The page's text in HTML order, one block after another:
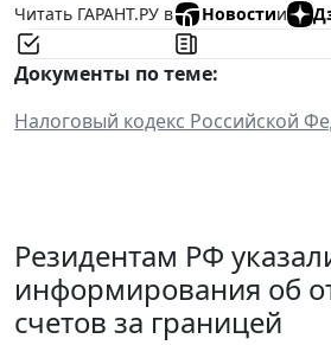
Читать ГАРАНТ.РУ в
Новостии
Документы по теме:
Налоговый кодекс Российской
Резидентам РФ
информирования об
счетов за границей